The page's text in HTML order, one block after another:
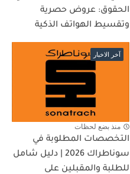
الحقوق: عروض حصرية
وتقسيط الهواتف الذكية
آخر الاخبار
منذ بضع لحظات
التخصصات المطلوبة في
سوناطراك 2026 | دليل شامل
للطلبة والمقبلين على